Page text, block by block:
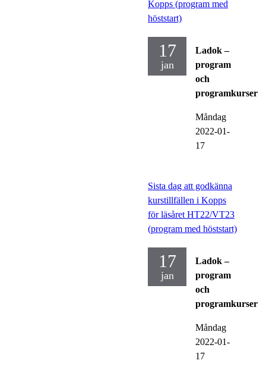
Kopps (program med
höststart)
17
jan
Ladok –
program
och
programkurser
Måndag
2022-01-
17
Sista dag att godkänna
kurstillfällen i Kopps
för läsåret HT22/VT23
(program med höststart)
17
jan
Ladok –
program
och
programkurser
Måndag
2022-01-
17